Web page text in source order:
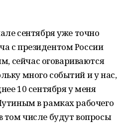
сентября уже точно
с президентом России
сейчас оговариваются
много событий и у нас,
10 сентября у меня
в рамках рабочего
том числе будут вопросы